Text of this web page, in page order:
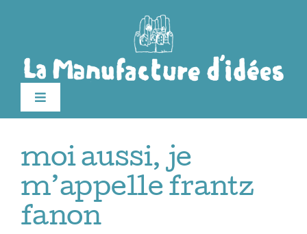
Toggle
Navigation
Le festival
Billetterie
moi aussi, je
m’appelle frantz
fanon